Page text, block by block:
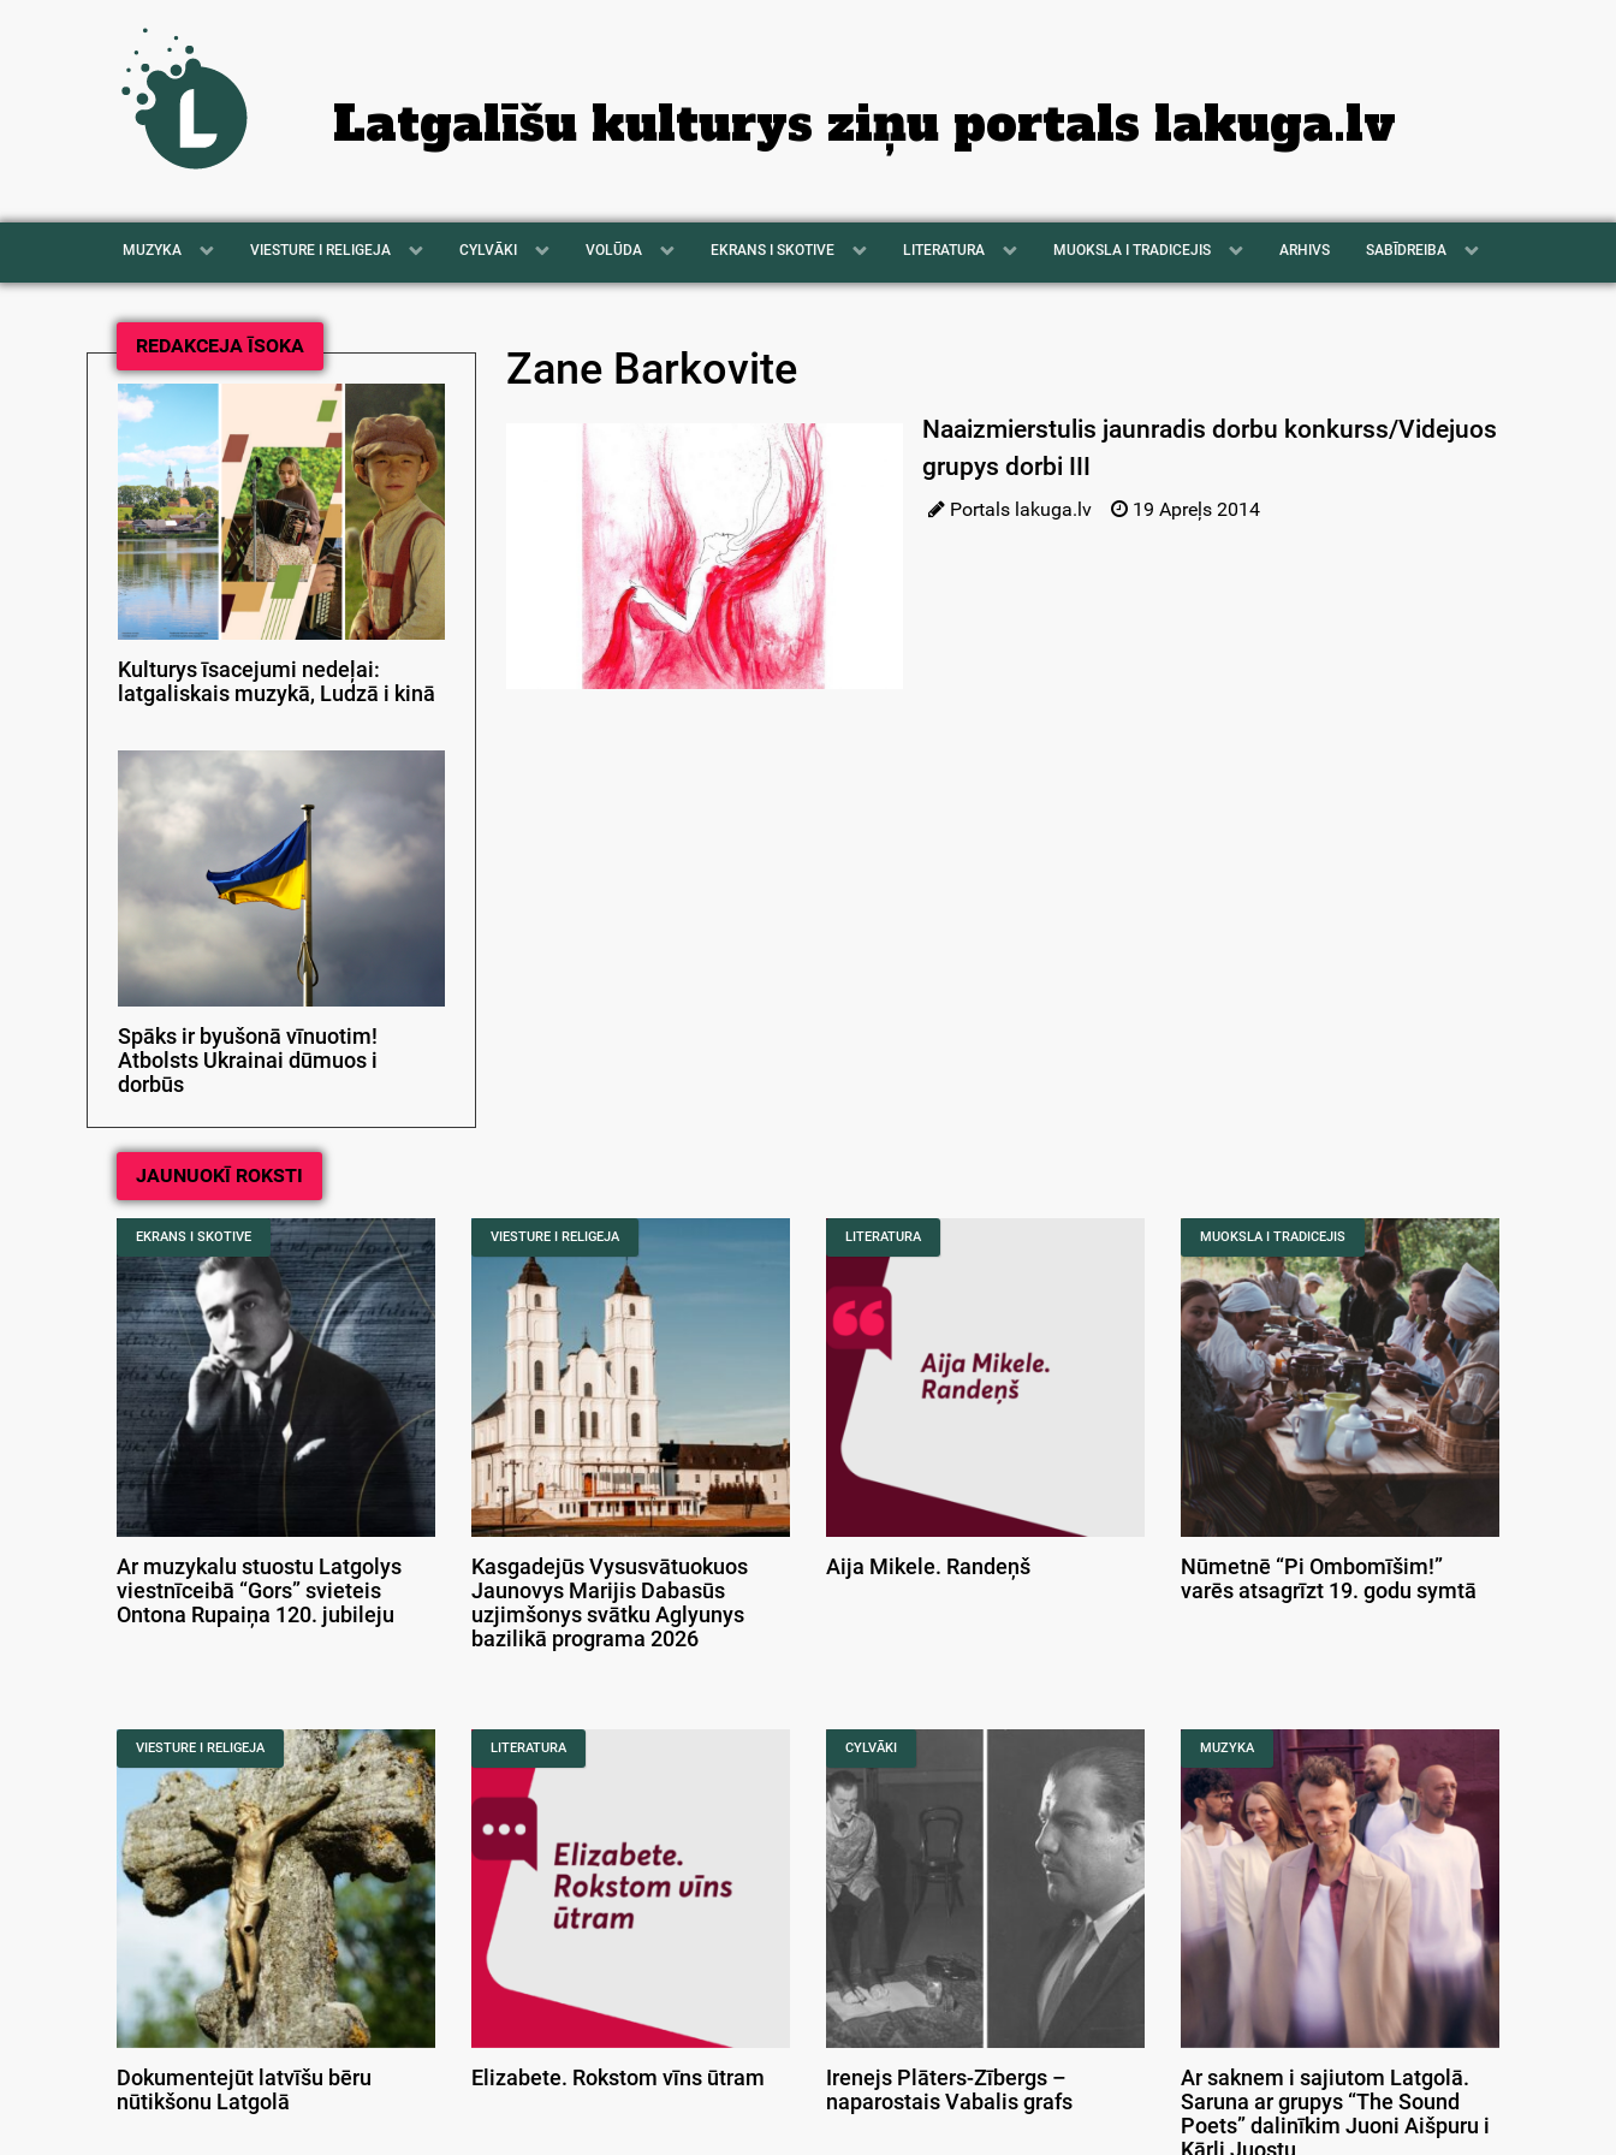
Latgalīšu kulturys ziņu portals lakuga.lv
MUZYKA VIESTURE I RELIGEJA CYLVĀKI VOLŪDA EKRANS I SKOTIVE LITERATURA MUOKSLA I TRADICEJIS ARHIVS SABĪDREIBA
REDAKCEJA ĪSOKA
Kulturys īsacejumi nedeļai:
latgaliskais muzykā, Ludzā i kinā
Spāks ir byušonā vīnuotim!
Atbolsts Ukrainai dūmuos i
dorbūs
Zane Barkovite
Naaizmierstulis jaunradis dorbu konkurss/Videjuos
grupys dorbi III
Portals lakuga.lv 19 Apreļs 2014
JAUNUOKĪ ROKSTI
EKRANS I SKOTIVE
Ar muzykalu stuostu Latgolys
viestnīceibā “Gors” svieteis
Ontona Rupaiņa 120. jubileju
VIESTURE I RELIGEJA
Kasgadejūs Vysusvātuokuos
Jaunovys Marijis Dabasūs
uzjimšonys svātku Aglyunys
bazilikā programa 2026
LITERATURA
Aija Mikele. Randeņš
MUOKSLA I TRADICEJIS
Nūmetnē “Pi Ombomīšim!”
varēs atsagrīzt 19. godu symtā
VIESTURE I RELIGEJA
Dokumentejūt latvīšu bēru
nūtikšonu Latgolā
LITERATURA
Elizabete. Rokstom vīns ūtram
CYLVĀKI
Irenejs Plāters-Zībergs –
naparostais Vabalis grafs
MUZYKA
Ar saknem i sajiutom Latgolā.
Saruna ar grupys “The Sound
Poets” dalinīkim Juoni Aišpuru i
Kārli Juostu